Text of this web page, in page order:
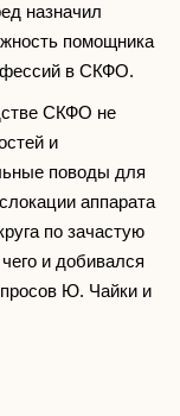
назначил
помощника
в СКФО.
СКФО не
и
поводы для
аппарата
по зачастую
и добивался
Ю. Чайки и